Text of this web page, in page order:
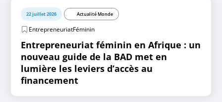
22 juillet 2026 Actualité Monde
EntrepreneuriatFéminin
Entrepreneuriat féminin en Afrique : un
nouveau guide de la BAD met en
lumière les leviers d’accès au
financement